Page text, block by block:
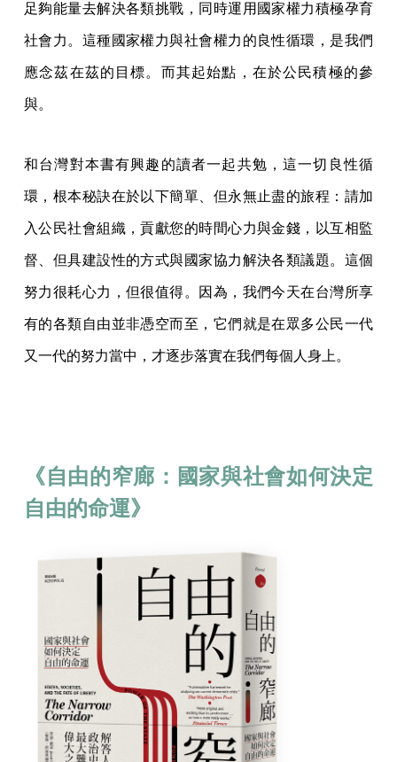
足夠能量去解決各類挑戰，同時運用國家權力積極孕育
社會力。這種國家權力與社會權力的良性循環，是我們
應念茲在茲的目標。而其起始點，在於公民積極的參
與。
和台灣對本書有興趣的讀者一起共勉，這一切良性循
環，根本秘訣在於以下簡單、但永無止盡的旅程：請加
入公民社會組織，貢獻您的時間心力與金錢，以互相監
督、但具建設性的方式與國家協力解決各類議題。這個
努力很耗心力，但很值得。因為，我們今天在台灣所享
有的各類自由並非憑空而至，它們就是在眾多公民一代
又一代的努力當中，才逐步落實在我們每個人身上。
《自由的窄廊：國家與社會如何決定
自由的命運》